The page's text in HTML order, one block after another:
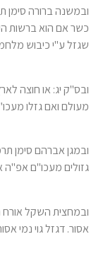
ובמשנה ברורה סימן
כשר אם הוא ברשות
שגזל ע"י כיבוש
ובס"ק יג: או חוצה
מעולם ואם גזלו
ובמגן אברהם סימן
גזולים מעכו"ם
ובמחצית השקל אורח
אסור. דגזל גוי נמי